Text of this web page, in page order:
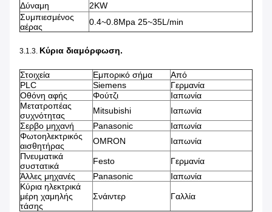
Δύναμη
2KW
Συμπιεσμένος
αέρας
0.4~0.8Mpa 25~35L/min
3.1.3. Κύρια διαμόρφωση.
Στοιχεία Εμπορικό σήμα
Από
PLC
Siemens
Γερμανία
Οθόνη αφής
Φούτζι
Ιαπωνία
Μετατροπέας
συχνότητας
Mitsubishi
Ιαπωνία
Σερβο μηχανή
Panasonic
Ιαπωνία
Φωτοηλεκτρικός
αισθητήρας
OMRON
Ιαπωνία
Πνευματικά
συστατικά
Festo
Γερμανία
Άλλες μηχανές
Panasonic
Ιαπωνία
Κύρια ηλεκτρικά
μέρη χαμηλής
τάσης
Σνάιντερ Γαλλία